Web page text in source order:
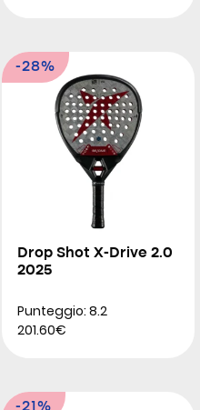
-28%
Drop Shot X-Drive 2.0
2025
Punteggio: 8.2
201.60€